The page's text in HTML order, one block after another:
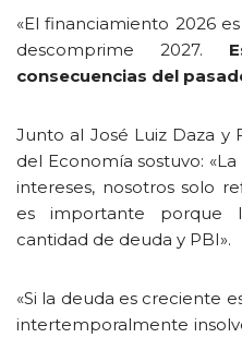
«El financiamiento 2026
descomprime 2027.
consecuencias del
Junto al José Luiz Daza y
del Economía sostuvo:
intereses, nosotros solo
es importante porque
cantidad de deuda y PBI».
«Si la deuda es creciente
intertemporalmente